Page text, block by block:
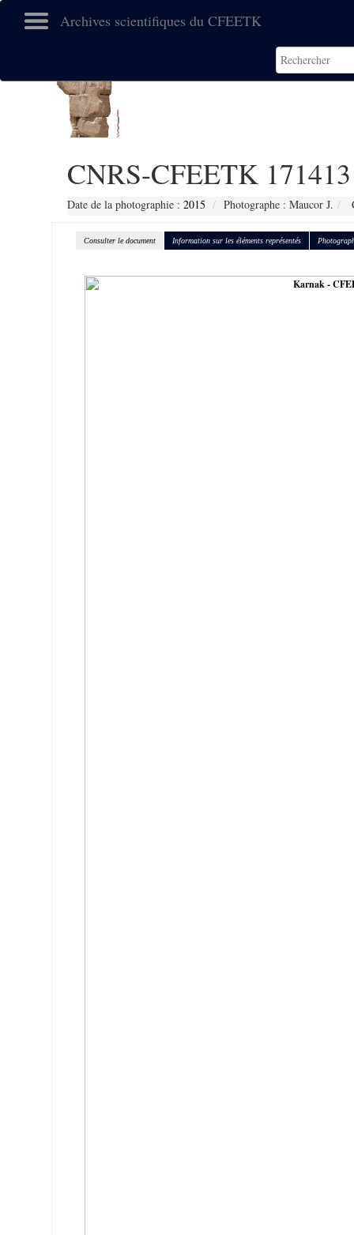
Archives scientifiques du CFEETK
CNRS-CFEETK 171413
Date de la photographie : 2015 Photographe : Maucor J.
Consulter le document Information sur les éléments représentés